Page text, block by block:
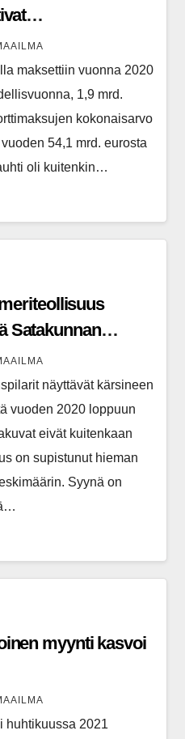
2020
maksettiin vuonna 2020
1,9 mrd.
kokonaisarvo
54,1 mrd. eurosta
oli kuitenkin…
Satakunnan
näyttävät kärsineen
vuoden 2020 loppuun
eivät kuitenkaan
on supistunut hieman
Syynä on
myynti kasvoi
huhtikuussa 2021